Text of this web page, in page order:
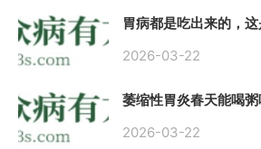
胃病都是吃出来的，
2026-03-22
萎缩性胃炎春天能喝
2026-03-22